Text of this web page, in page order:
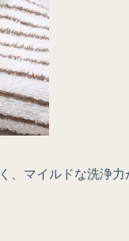
、マイルドな洗浄